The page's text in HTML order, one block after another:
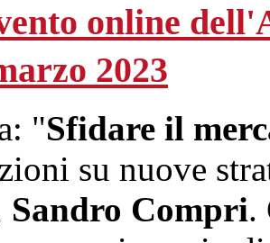
online
2023
"Sfidare il
su nuove
Sandro Compri.